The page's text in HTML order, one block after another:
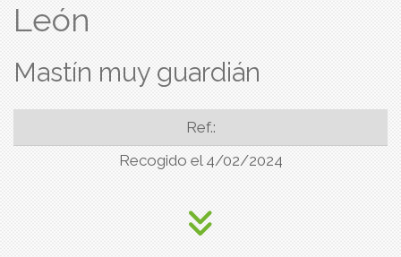
León
Mastín muy guardián
Ref.:
Recogido el 4/02/2024